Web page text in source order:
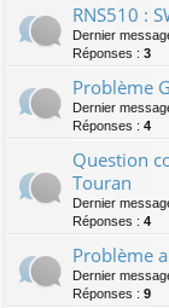
RNS510 :
Dernier
Réponses : 3
Problème
Dernier
Réponses : 4
Question
Touran
Dernier
Réponses : 4
Problème
Dernier
Réponses : 9